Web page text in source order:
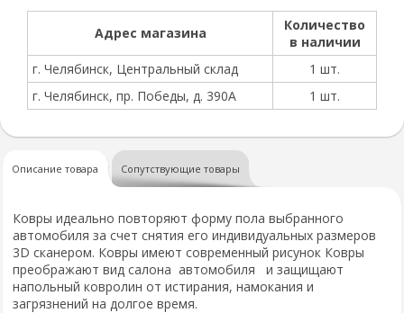
Адрес магазина
Количество
в наличии
г. Челябинск, Центральный склад
1 шт.
г. Челябинск, пр. Победы, д. 390А
1 шт.
Описание товара Сопутствующие товары
Ковры идеально повторяют форму пола выбранного
автомобиля за счет снятия его индивидуальных размеров
3D сканером. Ковры имеют современный рисунок Ковры
преображают вид салона автомобиля и защищают
напольный ковролин от истирания, намокания и
загрязнений на долгое время.